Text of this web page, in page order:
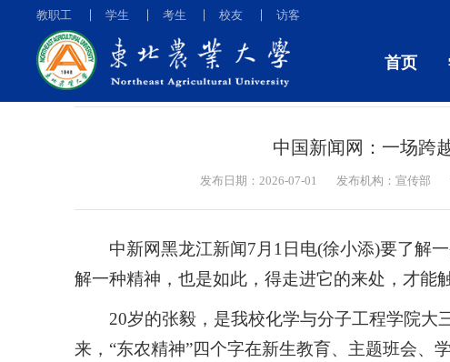
教职工 学生 考生 校友 访客
首页
媒体东农
中国新闻网：一场跨
发布日期：2026-07-01 发布机构：宣传部
中新网黑龙江新闻7月1日电(徐小添)要了解
解一种精神，也是如此，得走进它的来处，才能
20岁的张毅，是我校化学与分子工程学院大
来，“东农精神”四个字在新生教育、主题班会、